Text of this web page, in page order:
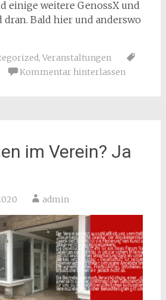
einige weitere GenossX und
dran. Bald hier und anderswo
, Veranstaltungen
Kommentar hinterlassen
im Verein? Ja
admin